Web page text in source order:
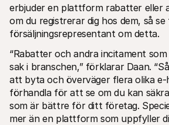
erbjuder en plattform rabatter eller
om du registrerar dig hos dem, så
försäljningsrepresentant om detta.
“Rabatter och andra incitament
sak i branschen,” förklarar Daan.
att byta och överväger flera olika
förhandla för att se om du kan
som är bättre för ditt företag.
mer än en plattform som uppfyller